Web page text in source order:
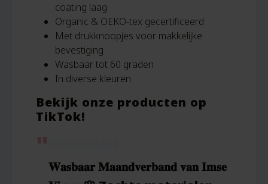
coating laag
Organic & OEKO-tex gecertificeerd
Met drukknoopjes voor makkelijke
bevestiging
Wasbaar tot 60 graden
In diverse kleuren
Bekijk onze producten op
TikTok!
𝐖𝐚𝐬𝐛𝐚𝐚𝐫 𝐌𝐚𝐚𝐧𝐝𝐯𝐞𝐫𝐛𝐚𝐧𝐝 𝐯𝐚𝐧 𝐈𝐦𝐬𝐞